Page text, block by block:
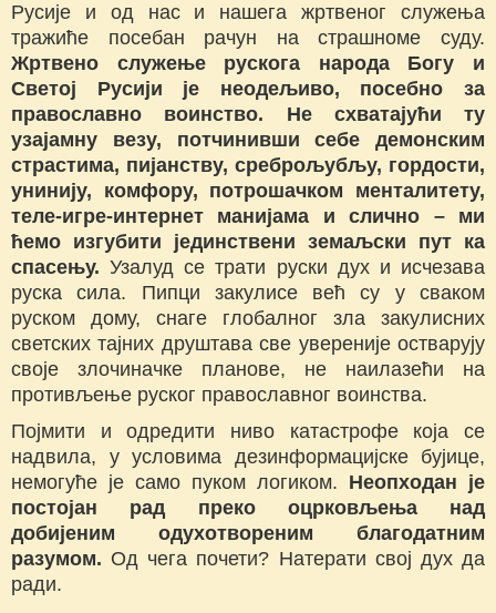
Русије и од нас и нашега жртвеног служења
тражиће посебан рачун на страшноме суду.
Жртвено служење рускога народа Богу и
Светој Русији је неодељиво, посебно за
православно воинство. Не схватајући ту
узајамну везу, потчинивши себе демонским
страстима, пијанству, среброљубљу, гордости,
унинију, комфору, потрошачком менталитету,
теле-игре-интернет манијама и слично – ми
ћемо изгубити јединствени земаљски пут ка
спасењу. Узалуд се трати руски дух и исчезава
руска сила. Пипци закулисе већ су у сваком
руском дому, снаге глобалног зла закулисних
светских тајних друштава све увереније остварују
своје злочиначке планове, не наилазећи на
противљење руског православног воинства.
Појмити и одредити ниво катастрофе која се
надвила, у условима дезинформацијске бујице,
немогуће је само пуком логиком. Неопходан је
постојан рад преко оцрковљења над
добијеним одухотвореним благодатним
разумом. Од чега почети? Натерати свој дух да
ради.